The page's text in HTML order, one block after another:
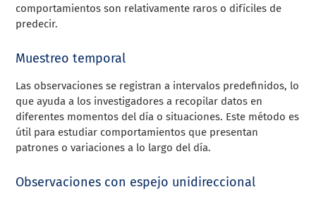
comportamientos son relativamente raros o difíciles de
predecir.
Muestreo temporal
Las observaciones se registran a intervalos predefinidos, lo
que ayuda a los investigadores a recopilar datos en
diferentes momentos del día o situaciones. Este método es
útil para estudiar comportamientos que presentan
patrones o variaciones a lo largo del día.
Observaciones con espejo unidireccional